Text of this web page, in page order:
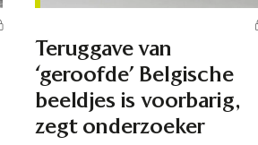
Teruggave van
‘geroofde’ Belgische
beeldjes is voorbarig,
zegt onderzoeker